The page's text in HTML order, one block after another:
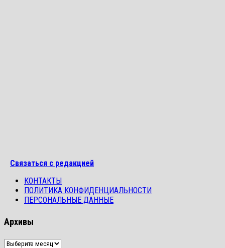
Связаться с редакцией
КОНТАКТЫ
ПОЛИТИКА КОНФИДЕНЦИАЛЬНОСТИ
ПЕРСОНАЛЬНЫЕ ДАННЫЕ
Архивы
Архивы